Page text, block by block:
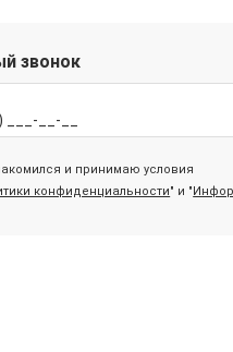
звонок
и принимаю условия
конфиденциальности" и "